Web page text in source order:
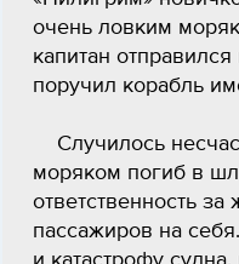
очень ловким
капитан
поручил корабль
Случилось
моряком погиб в
ответственность
пассажиров на